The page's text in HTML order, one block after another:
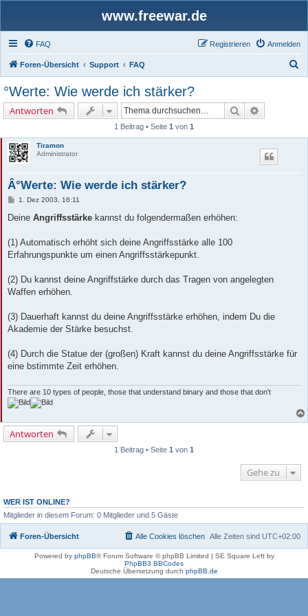
www.freewar.de
FAQ Anmelden
Registrieren
Foren-Übersicht Support FAQ
°Werte: Wie werde ich stärker?
Antworten Suche
1 Beitrag • Seite 1 von 1
Tiramon
Administrator
Â°Werte: Wie werde ich stärker?
B
i
a
g
1. Dez 2003, 16:11
Deine Angriffsstärke kannst du folgendermaßen erhöhen:
(1) Automatisch erhöht sich deine Angriffsstärke alle 100
Erfahrungspunkte um einen Angriffsstärkepunkt.
(2) Du kannst deine Angriffstärke durch das Tragen von angelegten
Waffen erhöhen.
(3) Dauerhaft kannst du deine Angriffsstärke erhöhen, indem Du die
Akademie der Stärke besuchst.
(4) Durch die Statue der (großen) Kraft kannst du deine Angriffsstärke für
eine bstimmte Zeit erhöhen.
There are 10 types of people, those that understand binary and those that don't
Antworten
1 Beitrag • Seite 1 von 1
Gehe zu
WER IST ONLINE?
Mitglieder in diesem Forum: 0 Mitglieder und 5 Gäste
Foren-Übersicht Alle Zeiten sind UTC+02:00
Alle Cookies löschen
Powered by phpBB® Forum Software © phpBB Limited | SE Square Left by
PhpBB3 BBCodes
Deutsche Übersetzung durch phpBB.de